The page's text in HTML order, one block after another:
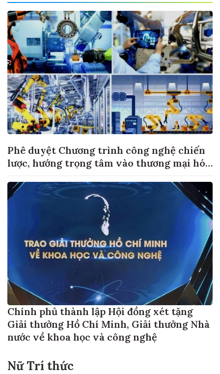
Phê duyệt Chương trình công nghệ chiến
lược, hướng trọng tâm vào thương mại hóa
Chính phủ thành lập Hội đồng xét tặng
Giải thưởng Hồ Chí Minh, Giải thưởng Nhà
nước về khoa học và công nghệ
Nữ Trí thức